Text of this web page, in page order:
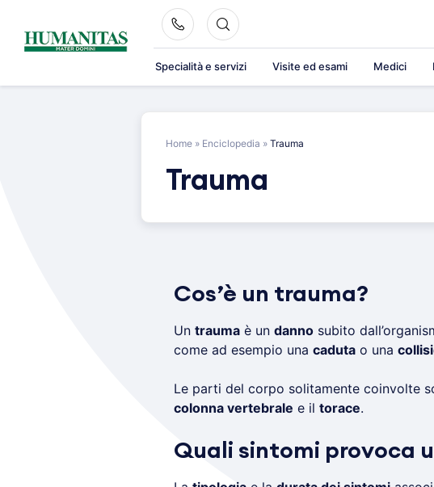
content
Specialità e servizi Visite ed esami Medici
Home » Enciclopedia » Trauma
Trauma
Cos’è un trauma?
Un traumaè un dannosubito
come ad esempio una cadutao una
Le parti del corpo solitamente coinvolte
colonna vertebrale e il torace.
Quali sintomi provoca